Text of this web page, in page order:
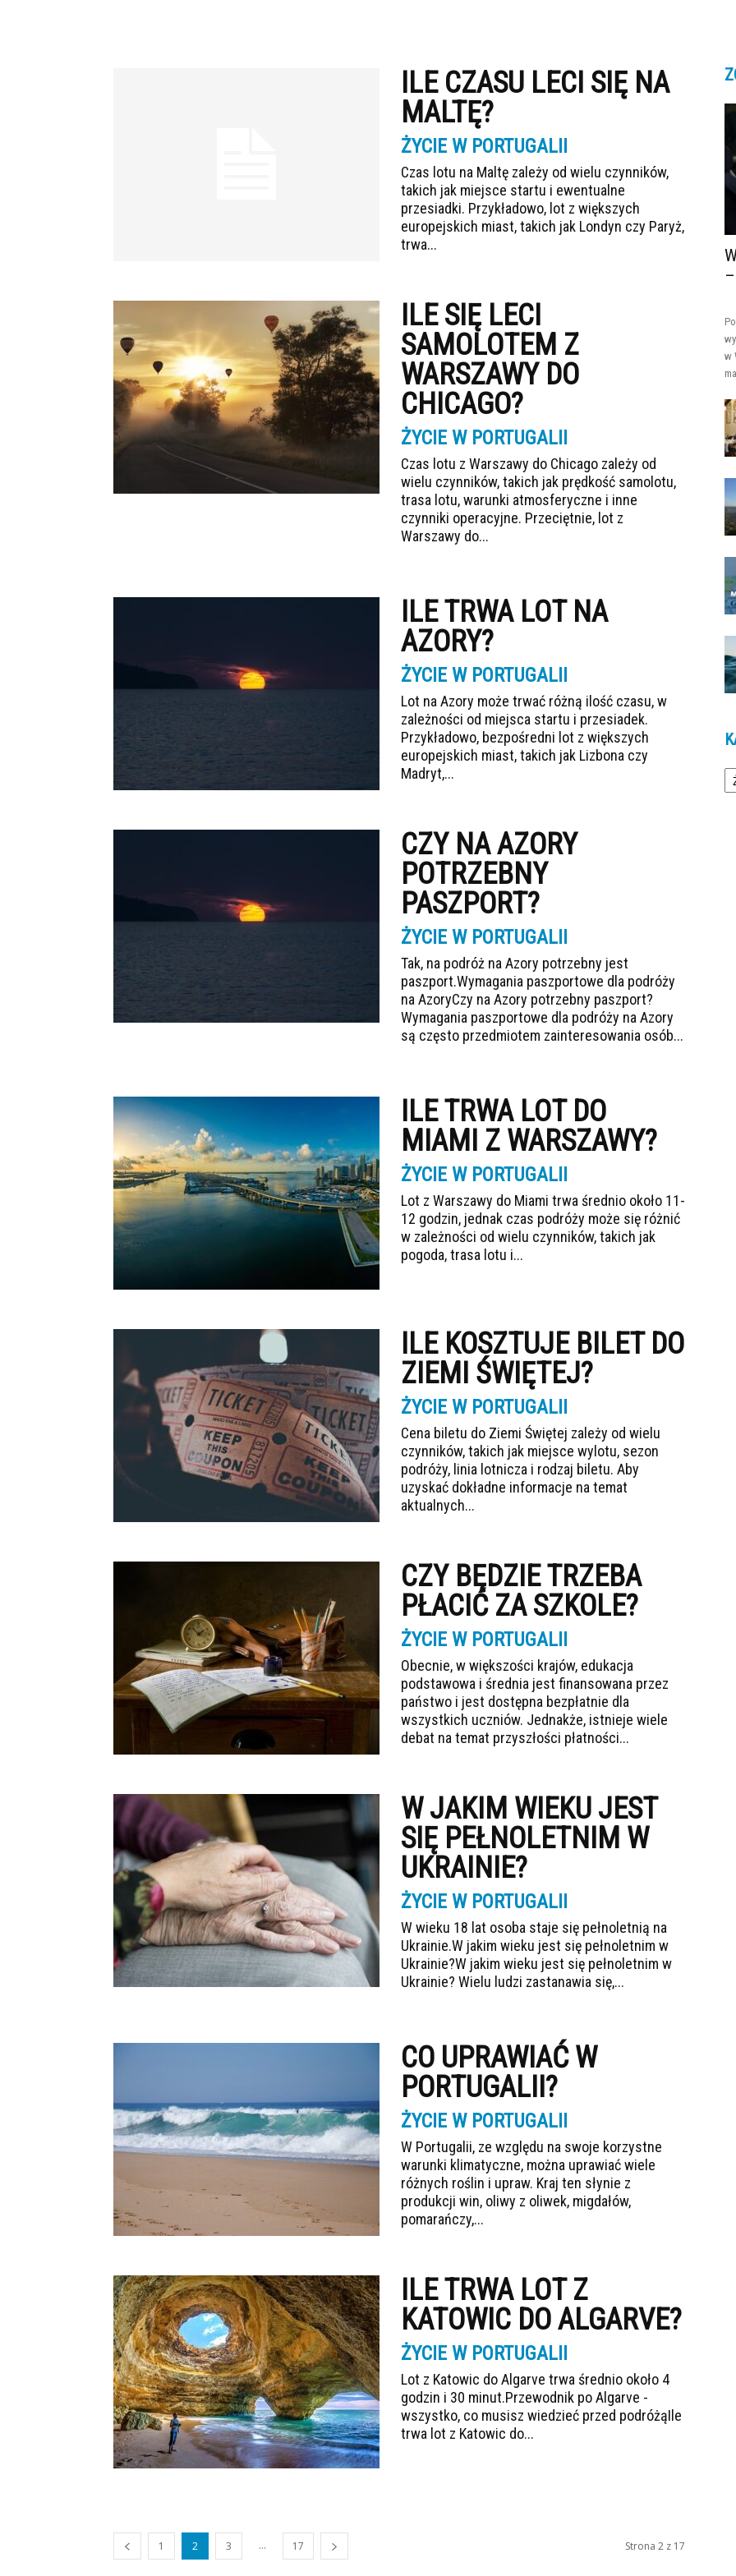
ILE CZASU LECI SIĘ NA
MALTĘ?
ŻYCIE W PORTUGALII
Czas lotu na Maltę zależy od wielu czynników,
takich jak miejsce startu i ewentualne
przesiadki. Przykładowo, lot z większych
europejskich miast, takich jak Londyn czy Paryż,
trwa...
ILE SIĘ LECI
SAMOLOTEM Z
WARSZAWY DO
CHICAGO?
ŻYCIE W PORTUGALII
Czas lotu z Warszawy do Chicago zależy od
wielu czynników, takich jak prędkość samolotu,
trasa lotu, warunki atmosferyczne i inne
czynniki operacyjne. Przeciętnie, lot z
Warszawy do...
ILE TRWA LOT NA
AZORY?
ŻYCIE W PORTUGALII
Lot na Azory może trwać różną ilość czasu, w
zależności od miejsca startu i przesiadek.
Przykładowo, bezpośredni lot z większych
europejskich miast, takich jak Lizbona czy
Madryt,...
CZY NA AZORY
POTRZEBNY
PASZPORT?
ŻYCIE W PORTUGALII
Tak, na podróż na Azory potrzebny jest
paszport.Wymagania paszportowe dla podróży
na AzoryCzy na Azory potrzebny paszport?
Wymagania paszportowe dla podróży na Azory
są często przedmiotem zainteresowania osób...
ILE TRWA LOT DO
MIAMI Z WARSZAWY?
ŻYCIE W PORTUGALII
Lot z Warszawy do Miami trwa średnio około 11-
12 godzin, jednak czas podróży może się różnić
w zależności od wielu czynników, takich jak
pogoda, trasa lotu i...
ILE KOSZTUJE BILET DO
ZIEMI ŚWIĘTEJ?
ŻYCIE W PORTUGALII
Cena biletu do Ziemi Świętej zależy od wielu
czynników, takich jak miejsce wylotu, sezon
podróży, linia lotnicza i rodzaj biletu. Aby
uzyskać dokładne informacje na temat
aktualnych...
CZY BĘDZIE TRZEBA
PŁACIĆ ZA SZKOLE?
ŻYCIE W PORTUGALII
Obecnie, w większości krajów, edukacja
podstawowa i średnia jest finansowana przez
państwo i jest dostępna bezpłatnie dla
wszystkich uczniów. Jednakże, istnieje wiele
debat na temat przyszłości płatności...
W JAKIM WIEKU JEST
SIĘ PEŁNOLETNIM W
UKRAINIE?
ŻYCIE W PORTUGALII
W wieku 18 lat osoba staje się pełnoletnią na
Ukrainie.W jakim wieku jest się pełnoletnim w
Ukrainie?W jakim wieku jest się pełnoletnim w
Ukrainie? Wielu ludzi zastanawia się,...
CO UPRAWIAĆ W
PORTUGALII?
ŻYCIE W PORTUGALII
W Portugalii, ze względu na swoje korzystne
warunki klimatyczne, można uprawiać wiele
różnych roślin i upraw. Kraj ten słynie z
produkcji win, oliwy z oliwek, migdałów,
pomarańczy,...
ILE TRWA LOT Z
KATOWIC DO ALGARVE?
ŻYCIE W PORTUGALII
Lot z Katowic do Algarve trwa średnio około 4
godzin i 30 minut.Przewodnik po Algarve -
wszystko, co musisz wiedzieć przed podróżąIle
trwa lot z Katowic do...
1 2 3 ... 17 Strona 2 z 17
w